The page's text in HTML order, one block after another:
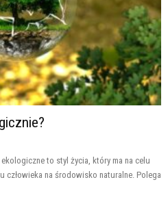
to styl życia, który ma na celu
człowieka na środowisko naturalne. Polega